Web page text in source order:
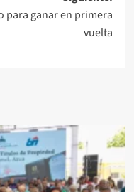
para ganar en primera
vuelta